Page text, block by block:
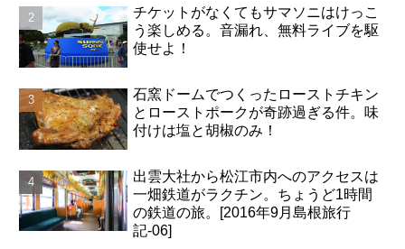
チケットがなくてもサマソニはけっこ
う楽しめる。音漏れ、無料ライブを駆
使せよ！
石窯ドームでつくったローストチキン
とローストポークが奇跡過ぎる件。味
付けは塩と胡椒のみ！
出雲大社から松江市内へのアクセスは
一畑鉄道がラクチン。ちょうど1時間
の鉄道の旅。[2016年9月島根旅行
記-06]